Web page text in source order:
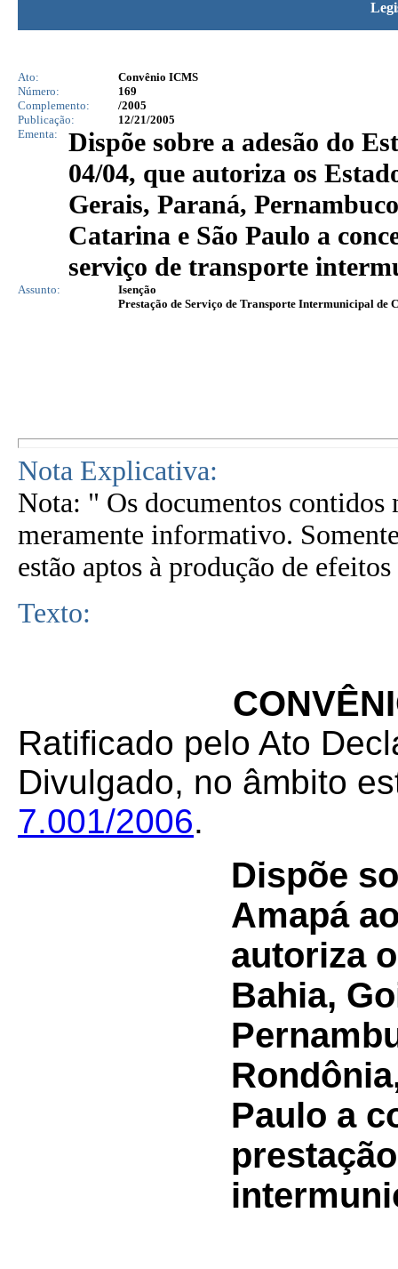
Ato:
Convênio ICMS
Número:
169
Complemento:
/2005
Publicação:
12/21/2005
Ementa:
Dispõe sobre a adesão do
04/04, que autoriza os
Gerais, Paraná,
Catarina e São Paulo a
serviço de transporte
Assunto:
Isenção
Prestação de Serviço de Transporte Intermunicipal de
Nota Explicativa:
Nota: " Os documentos contidos
meramente informativo.
estão aptos à produção de
Texto:
Ratificado pelo Ato
Divulgado, no âmbito
7.001/2006.
Dispõe
Amapá
autoriza
Bahia,
Paulo a